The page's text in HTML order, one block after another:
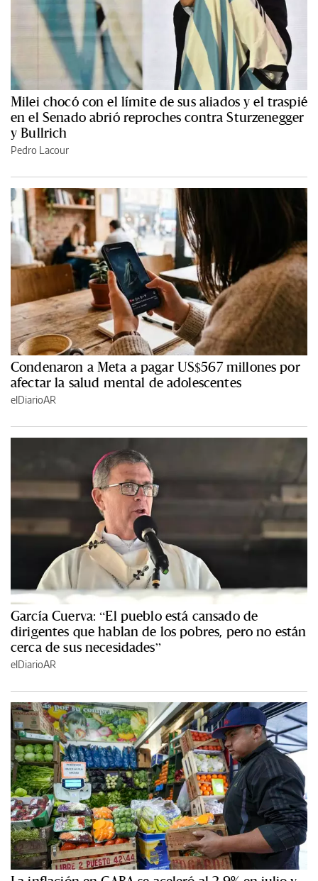
Milei chocó con el límite de sus aliados y el traspié
en el Senado abrió reproches contra Sturzenegger
y Bullrich
Pedro Lacour
Condenaron a Meta a pagar US$567 millones por
afectar la salud mental de adolescentes
elDiarioAR
García Cuerva: “El pueblo está cansado de
dirigentes que hablan de los pobres, pero no están
cerca de sus necesidades”
elDiarioAR